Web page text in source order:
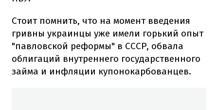
Стоит помнить, что на момент введения
гривны украинцы уже имели горький опыт
"павловской реформы" в СССР, обвала
облигаций внутреннего государственного
займа и инфляции купонокарбованцев.